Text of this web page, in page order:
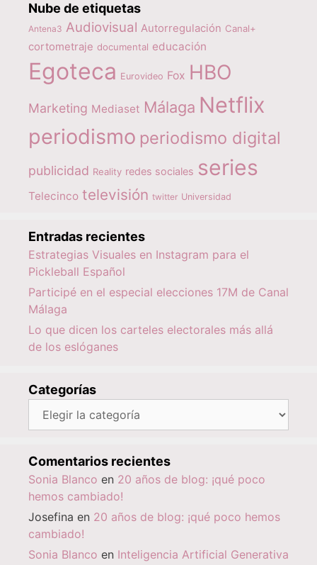
Nube de etiquetas
Antena3 Audiovisual Autorregulación Canal+
cortometraje documental educación
Egoteca Eurovideo Fox HBO
Marketing Mediaset Málaga Netflix
periodismo periodismo digital
publicidad Reality redes sociales series
Telecinco televisión twitter Universidad
Entradas recientes
Estrategias Visuales en Instagram para el
Pickleball Español
Participé en el especial elecciones 17M de Canal
Málaga
Lo que dicen los carteles electorales más allá
de los eslóganes
Categorías
Categorías
Comentarios recientes
Sonia Blanco en 20 años de blog: ¡qué poco
hemos cambiado!
Josefina en 20 años de blog: ¡qué poco hemos
cambiado!
Sonia Blanco en Inteligencia Artificial Generativa